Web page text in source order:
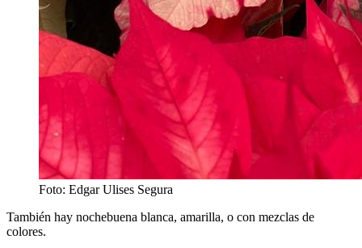
Foto: Edgar Ulises Segura
También hay nochebuena blanca, amarilla, o con mezclas de
colores.